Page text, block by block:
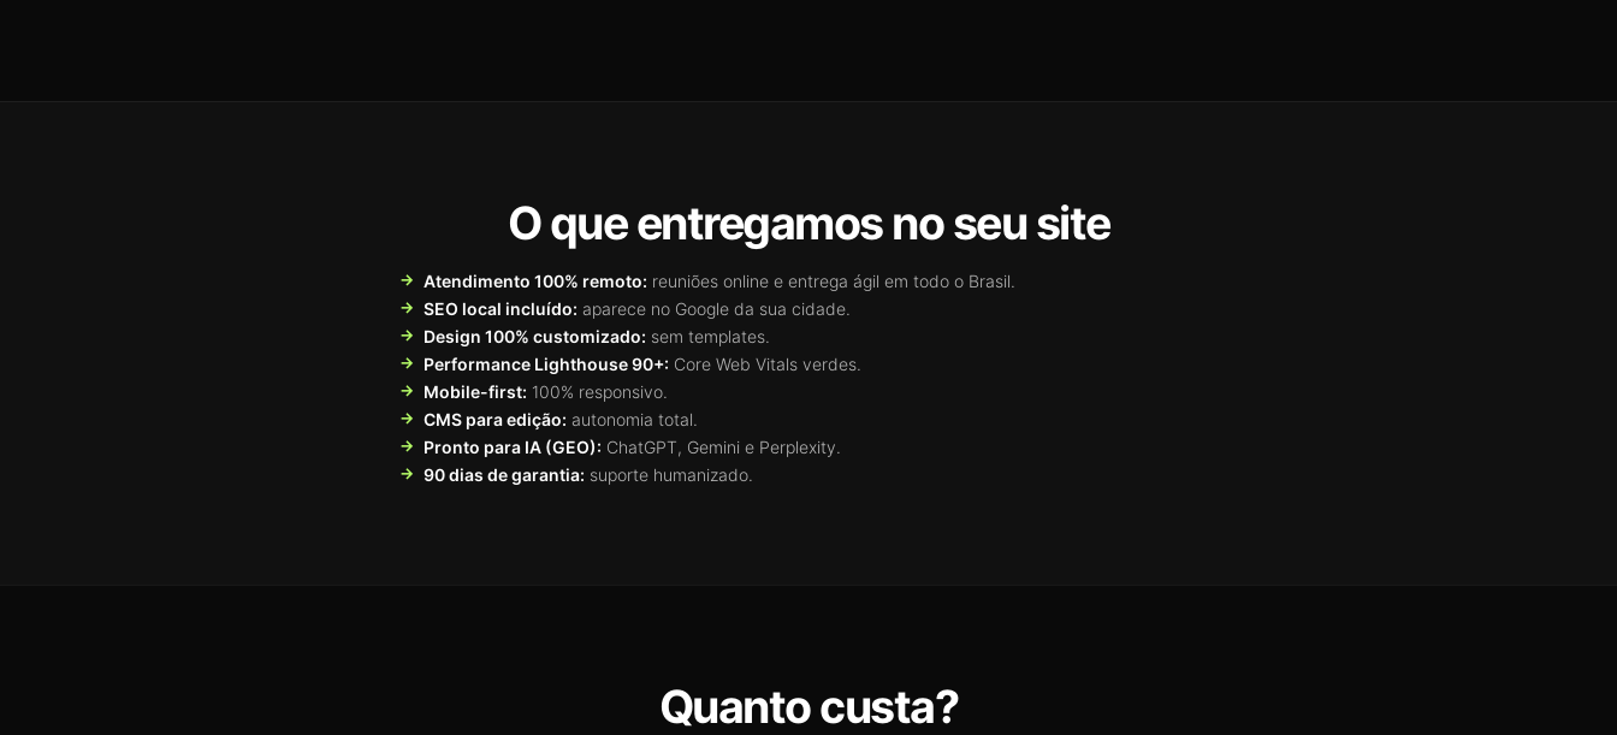
O que entregamos no seu site
Atendimento 100% remoto: reuniões online e entrega ágil em todo o Brasil.
SEO local incluído: aparece no Google da sua cidade.
Design 100% customizado: sem templates.
Performance Lighthouse 90+: Core Web Vitals verdes.
Mobile-first: 100% responsivo.
CMS para edição: autonomia total.
Pronto para IA (GEO): ChatGPT, Gemini e Perplexity.
90 dias de garantia: suporte humanizado.
Quanto custa?